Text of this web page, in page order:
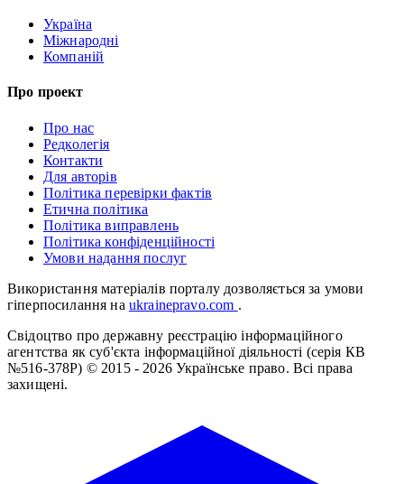
Україна
Міжнародні
Компаній
Про проект
Про нас
Редколегія
Контакти
Для авторів
Політика перевірки фактів
Етична політика
Політика виправлень
Політика конфіденційності
Умови надання послуг
Використання матеріалів порталу дозволяється за умови
гіперпосилання на ukrainepravo.com .
Свідоцтво про державну реєстрацію інформаційного
агентства як суб'єкта інформаційної діяльності (серія КВ
№516-378Р) © 2015 - 2026 Українське право. Всі права
захищені.